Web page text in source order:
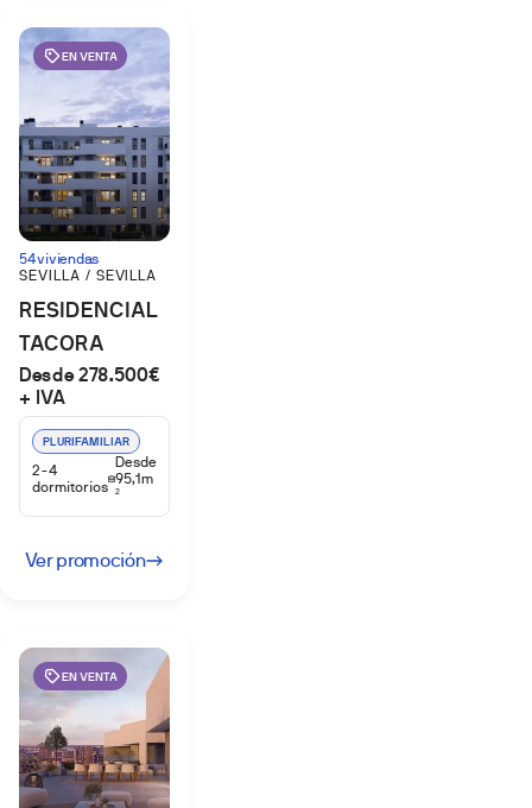
EN VENTA
54 viviendas
SEVILLA / SEVILLA
RESIDENCIAL
TACORA
Desde 278.500€
+ IVA
PLURIFAMILIAR
2-4
dormitorios
Desde
95,1m
2
Ver promoción
EN VENTA